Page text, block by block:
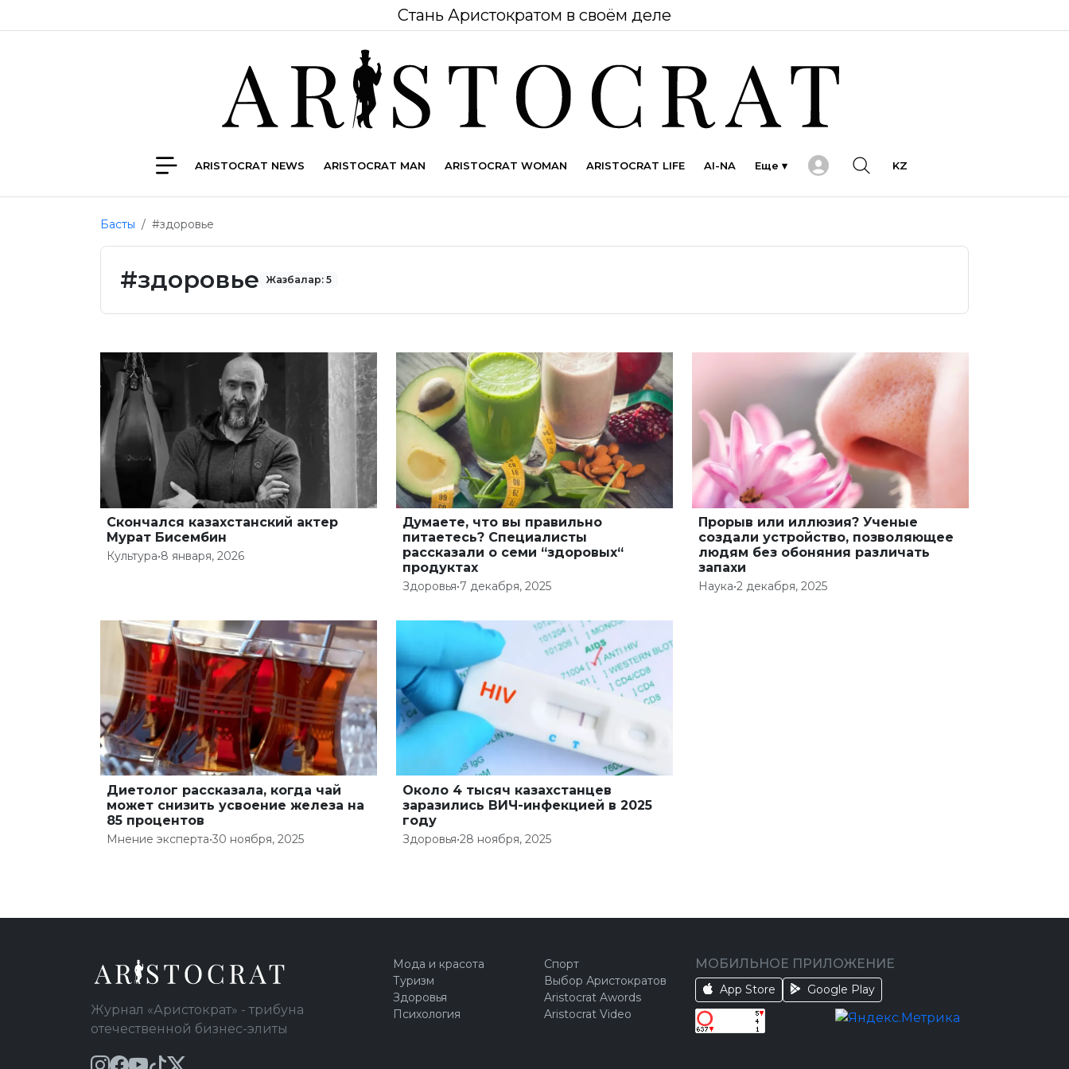
Стань Аристократом в своём деле
ARISTOCRAT NEWS ARISTOCRAT MAN ARISTOCRAT WOMAN ARISTOCRAT LIFE AI-NA Еще ▾ KZ
Басты #здоровье
#здоровье Жазбалар: 5
Скончался казахстанский актер
Мурат Бисембин
Культура•8 января, 2026
Думаете, что вы правильно
питаетесь? Специалисты
рассказали о семи “здоровых“
продуктах
Здоровья•7 декабря, 2025
Прорыв или иллюзия? Ученые
создали устройство, позволяющее
людям без обоняния различать
запахи
Наука•2 декабря, 2025
Диетолог рассказала, когда чай
может снизить усвоение железа на
85 процентов
Мнение эксперта•30 ноября, 2025
Около 4 тысяч казахстанцев
заразились ВИЧ-инфекцией в 2025
году
Здоровья•28 ноября, 2025
Журнал «Аристократ» - трибуна
отечественной бизнес-элиты
Мода и красота
Туризм
Здоровья
Психология
Спорт
Выбор Аристократов
Aristocrat Awords
Aristocrat Video
МОБИЛЬНОЕ ПРИЛОЖЕНИЕ
App Store Google Play